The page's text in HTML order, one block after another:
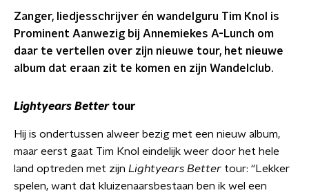
Zanger, liedjesschrijver én wandelguru Tim Knol is
Prominent Aanwezig bij Annemiekes A-Lunch om
daar te vertellen over zijn nieuwe tour, het nieuwe
album dat eraan zit te komen en zijn Wandelclub.
Lightyears Better tour
Hij is ondertussen alweer bezig met een nieuw album,
maar eerst gaat Tim Knol eindelijk weer door het hele
land optreden met zijn Lightyears Better tour: “Lekker
spelen, want dat kluizenaarsbestaan ben ik wel een